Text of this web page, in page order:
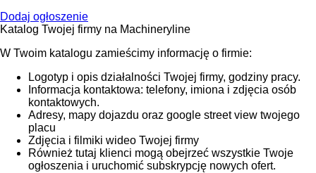
Dodaj ogłoszenie
Katalog Twojej firmy na Machineryline
W Twoim katalogu zamieścimy informację o firmie:
Logotyp i opis działalności Twojej firmy, godziny pracy.
Informacja kontaktowa: telefony, imiona i zdjęcia osób
kontaktowych.
Adresy, mapy dojazdu oraz google street view twojego
placu
Zdjęcia i filmiki wideo Twojej firmy
Również tutaj klienci mogą obejrzeć wszystkie Twoje
ogłoszenia i uruchomić subskrypcję nowych ofert.